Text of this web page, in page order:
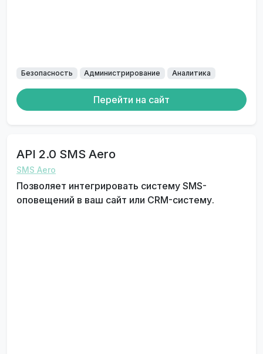
Безопасность Администрирование Аналитика
Перейти на сайт
API 2.0 SMS Aero
SMS Aero
Позволяет интегрировать систему SMS-
оповещений в ваш сайт или CRM-систему.